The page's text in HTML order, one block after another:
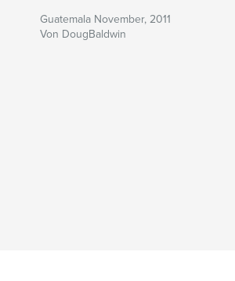
Guatemala November, 2011
Von DougBaldwin